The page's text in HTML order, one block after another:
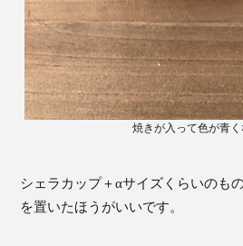
焼きが入って色が青く
シェラカップ＋αサイズくらいのも
を置いたほうがいいです。